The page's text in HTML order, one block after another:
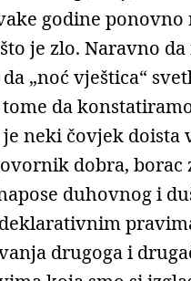
godine ponovno
je zlo. Naravno
„noć vještica“
da
neki čovjek
dobra, borac
duhovnog i
drugoga i